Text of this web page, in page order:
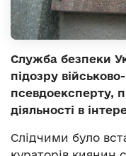
Служба безпеки
підозру
псевдоексперту,
діяльності в
Слідчими було